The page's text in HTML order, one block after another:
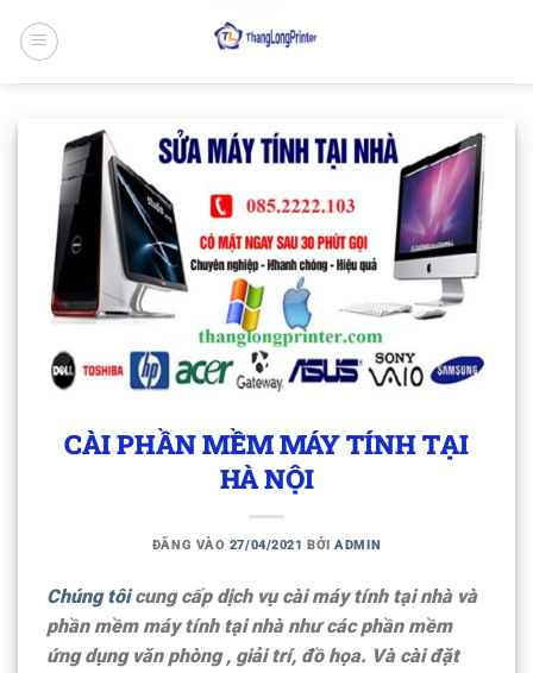
qua
CÀI PHẦN MỀM MÁY TÍNH TẠI
HÀ NỘI
ĐĂNG VÀO 27/04/2021 BỞIADMIN
Chúng tôicung cấp dịch vụcài máy tính tại nhàvà
phần mềm máy tính tại nhànhư các phần mềm
ứng dụng văn phòng , giải trí, đồ họa. Và cài đặt